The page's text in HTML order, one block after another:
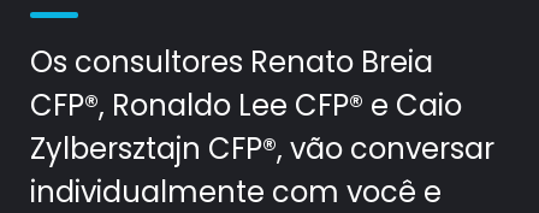
Os consultores Renato Breia
CFP®, Ronaldo Lee CFP® e Caio
Zylbersztajn CFP®, vão conversar
individualmente com você e